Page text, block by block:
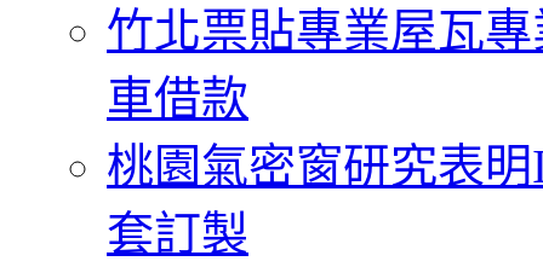
竹北票貼專業屋瓦
車借款
桃園氣密窗研究表
套訂製